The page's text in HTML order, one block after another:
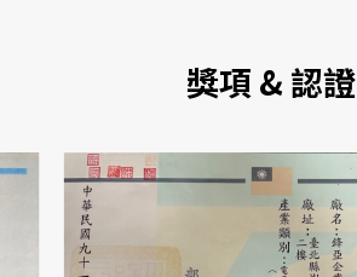
獎項 & 認證